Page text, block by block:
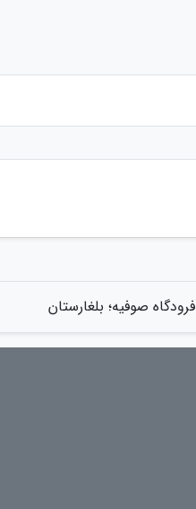
فرودگاه صوفیه؛ بلغارستان